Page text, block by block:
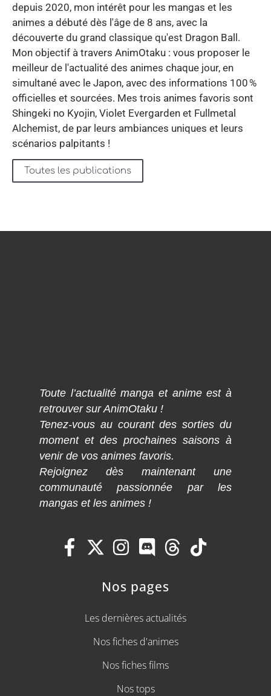
depuis 2020, mon intérêt pour les mangas et les
animes a débuté dès l'âge de 8 ans, avec la
découverte du grand classique qu'est Dragon Ball.
Mon objectif à travers AnimOtaku : vous proposer le
meilleur de l'actualité des animes chaque jour, en
simultané avec le Japon, avec des informations 100 %
officielles et sourcées. Mes trois animes favoris sont
Shingeki no Kyojin, Violet Evergarden et Fullmetal
Alchemist, de par leurs ambiances uniques et leurs
scénarios palpitants !
Toutes les publications
Toute l’actualité manga et anime est à
retrouver sur AnimOtaku !
Tenez-vous au courant des sorties du
moment et des prochaines saisons à
venir de vos animes favoris.
Rejoignez dès maintenant une
communauté passionnée par les
mangas et les animes !
Nos pages
Les dernières actualités
Nos fiches d'animes
Nos fiches films
Nos tops